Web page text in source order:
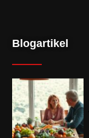
Blogartikel